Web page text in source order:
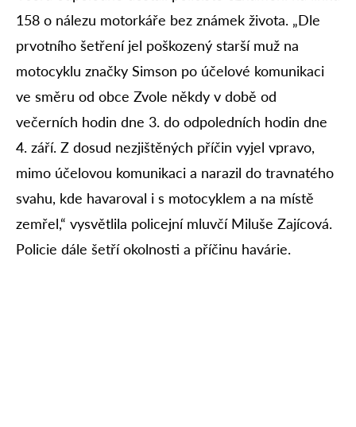
158 o nálezu motorkáře bez známek života. „Dle
prvotního šetření jel poškozený starší muž na
motocyklu značky Simson po účelové komunikaci
ve směru od obce Zvole někdy v době od
večerních hodin dne 3. do odpoledních hodin dne
4. září. Z dosud nezjištěných příčin vyjel vpravo,
mimo účelovou komunikaci a narazil do travnatého
svahu, kde havaroval i s motocyklem a na místě
zemřel,“ vysvětlila policejní mluvčí Miluše Zajícová.
Policie dále šetří okolnosti a příčinu havárie.